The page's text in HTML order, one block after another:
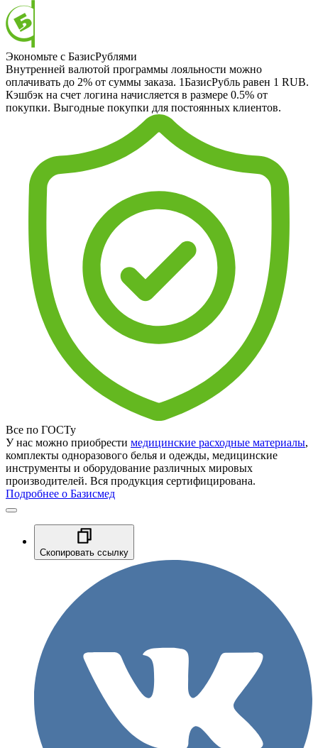
Экономьте с БазисРублями
Внутренней валютой программы лояльности можно
оплачивать до 2% от суммы заказа. 1БазисРубль равен 1 RUB.
Кэшбэк на счет логина начисляется в размере 0.5% от
покупки. Выгодные покупки для постоянных клиентов.
Все по ГОСТу
У нас можно приобрести медицинские расходные материалы,
комплекты одноразового белья и одежды, медицинские
инструменты и оборудование различных мировых
производителей. Вся продукция сертифицирована.
Подробнее о Базисмед
Скопировать ссылку